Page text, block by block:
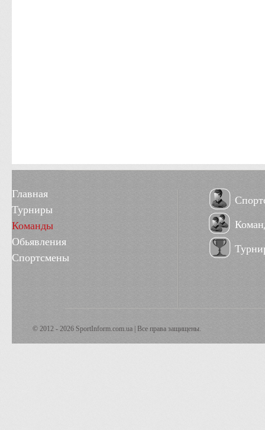
Главная
Турниры
Команды
Обьявления
Спортсмены
© 2012 - 2026 SportInform.com.ua | Все права защищены.